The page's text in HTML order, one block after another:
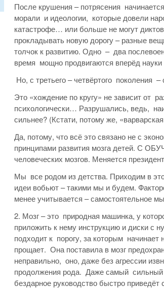
После крушения – потрясения
морали и идеологии, которые довели
катастрофе… или больше не могут
прокладывать новую дорогу – разные
толчок к развитию. Одно – два
время мощно продвигаются вперёд науки
Но, с третьего – четвёртого поколения
Это «хождение по кругу» не зависит от
психологически… Разрушались, ведь,
сильнее? (Кстати, потому же,
Да, потому, что всё это связано не с
принципами развития мозга детей. С
человеческих мозгов. Меняется
Мы все родом из детства. Приходим в
идеи вобьют – такими мы и будем.
менее учитывается – самостоятельное
2. Мозг – это природная машинка, у
приложить к нему инструкцию и диски с
подходит к порогу, за которым
прощает. Она поставила в мозг
неправильно, оно, даже без агрессии
продолжения рода. Даже самый сильный
бездарное руководство быстро приведёт